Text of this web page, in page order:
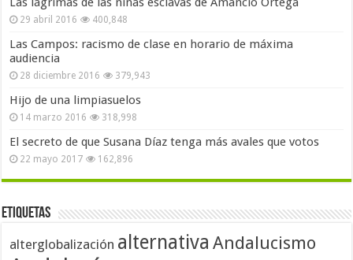
29 abril 2016 400,848
Las Campos: racismo de clase en horario de máxima
audiencia
28 diciembre 2016 379,943
Hijo de una limpiasuelos
14 marzo 2016 318,998
El secreto de que Susana Díaz tenga más avales que votos
22 mayo 2017 162,896
Etiquetas
alterglobalización alternativa Andalucismo